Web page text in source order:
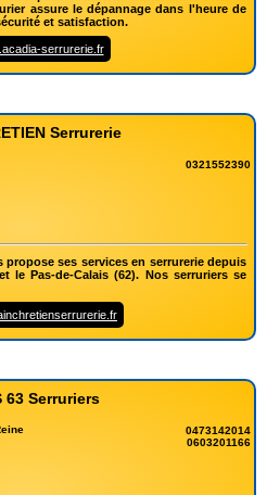
assure le dépannage dans l'heure de
et satisfaction.
serrurerie.fr
Serrurerie
0321552390
propose ses services en serrurerie depuis
le Pas-de-Calais (62). Nos serruriers se
63 Serruriers
0473142014
0603201166